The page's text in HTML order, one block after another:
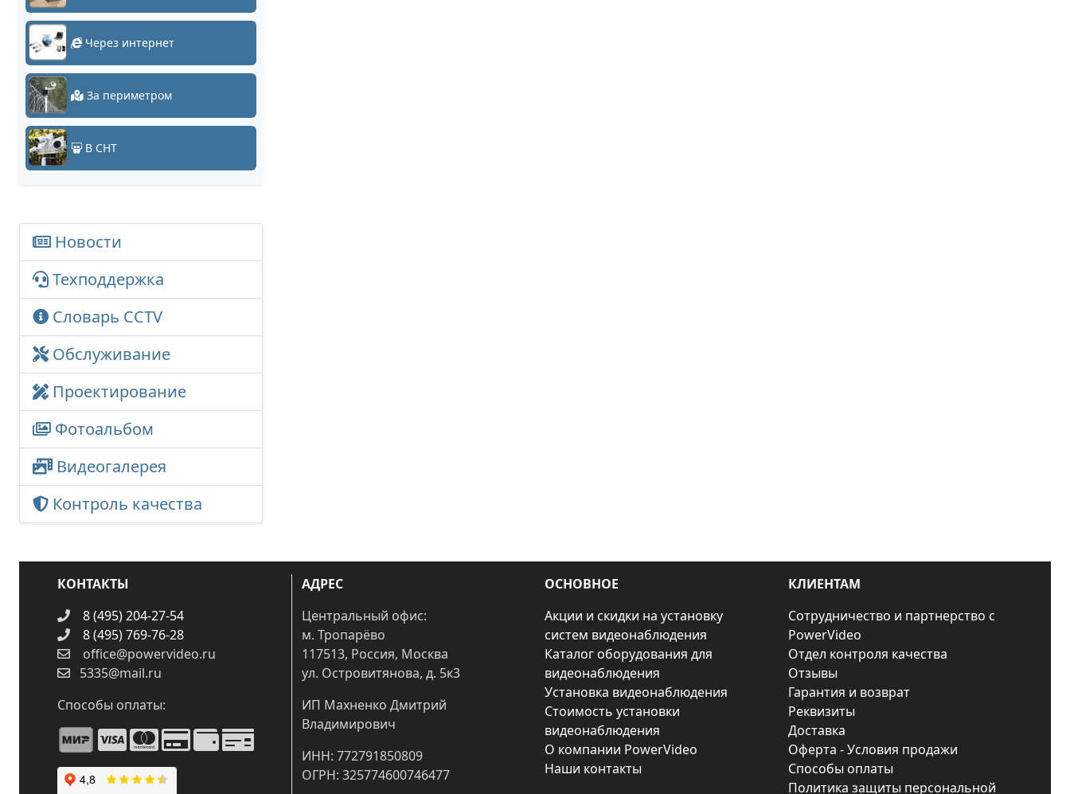
Через интернет
За периметром
В СНТ
Новости
Техподдержка
Словарь CCTV
Обслуживание
Проектирование
Фотоальбом
Видеогалерея
Контроль качества
КОНТАКТЫ
8 (495) 204-27-54
8 (495) 769-76-28
office@powervideo.ru
5335@mail.ru
Способы оплаты:
АДРЕС
Центральный офис:
м. Тропарёво
117513, Россия, Москва
ул. Островитянова, д. 5к3
ИП Махненко Дмитрий
Владимирович
ИНН: 772791850809
ОГРН: 325774600746477
ОСНОВНОЕ
Акции и скидки на установку
систем видеонаблюдения
Каталог оборудования для
видеонаблюдения
Установка видеонаблюдения
Стоимость установки
видеонаблюдения
О компании PowerVideo
Наши контакты
КЛИЕНТАМ
Сотрудничество и партнерство с
PowerVideo
Отдел контроля качества
Отзывы
Гарантия и возврат
Реквизиты
Доставка
Оферта - Условия продажи
Способы оплаты
Политика защиты персональной